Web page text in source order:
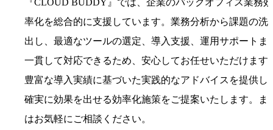
『CLOUD BUDDY』では、企業のバックオフィス業務効
率化を総合的に支援しています。業務分析から課題の洗
出し、最適なツールの選定、導入支援、運用サポートま
一貫して対応できるため、安心してお任せいただけます
豊富な導入実績に基づいた実践的なアドバイスを提供し
確実に効果を出せる効率化施策をご提案いたします。ま
はお気軽にご相談ください。